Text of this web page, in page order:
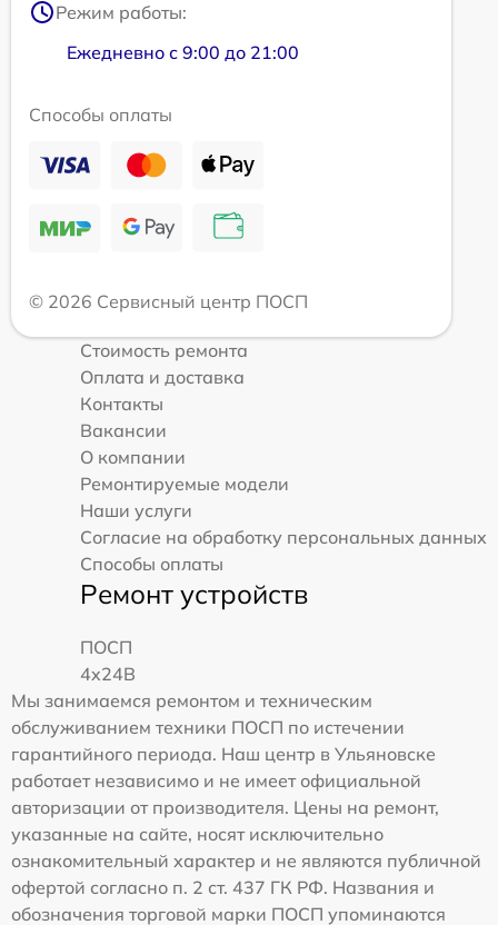
Режим работы:
Ежедневно с 9:00 до 21:00
Способы оплаты
© 2026 Сервисный центр ПОСП
Стоимость ремонта
Оплата и доставка
Контакты
Вакансии
О компании
Ремонтируемые модели
Наши услуги
Согласие на обработку персональных данных
Способы оплаты
Ремонт устройств
ПОСП
4x24B
Мы занимаемся ремонтом и техническим
обслуживанием техники ПОСП по истечении
гарантийного периода. Наш центр в Ульяновске
работает независимо и не имеет официальной
авторизации от производителя. Цены на ремонт,
указанные на сайте, носят исключительно
ознакомительный характер и не являются публичной
офертой согласно п. 2 ст. 437 ГК РФ. Названия и
обозначения торговой марки ПОСП упоминаются